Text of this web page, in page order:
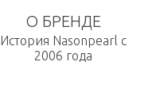
О БРЕНДЕ
История Nasonpearl с
2006 года